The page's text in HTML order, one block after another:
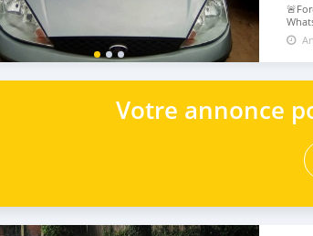
Votre annonce